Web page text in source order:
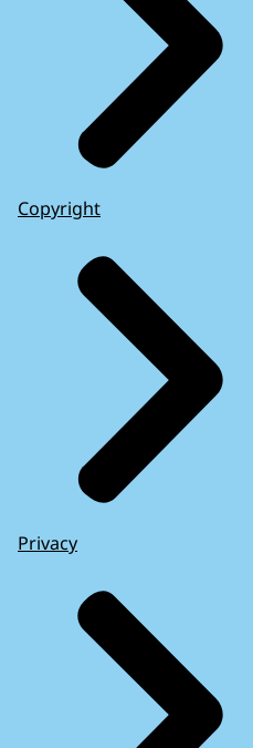
Copyright
Privacy